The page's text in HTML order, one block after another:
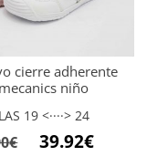
cierre adherente
niño
19 <····> 24
€
El39.92€El